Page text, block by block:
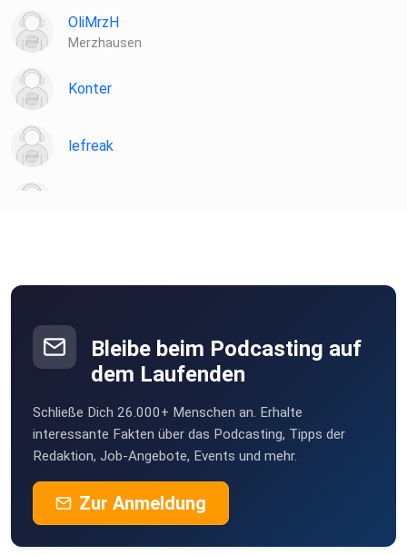
OliMrzH
Merzhausen
Konter
lefreak
Mesner
Berlin
StefanieBG
Buddel003
Dortmund
Bleibe beim Podcasting auf
dem Laufenden
Schließe Dich 26.000+ Menschen an. Erhalte
interessante Fakten über das Podcasting, Tipps der
Redaktion, Job-Angebote, Events und mehr.
Zur Anmeldung